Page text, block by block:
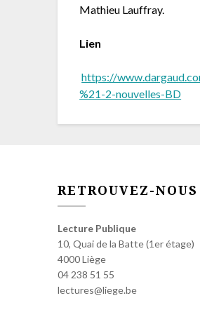
Mathieu Lauffray.
Lien
https://
%21-2-nouvelles-BD
RETROUVEZ-NOUS
Lecture Publique
10, Quai de la Batte (1er étage)
4000 Liège
04 238 51 55
lectures@liege.be